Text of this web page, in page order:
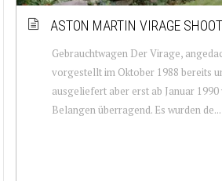
ASTON MARTIN VIRAGE
Gebrauchtwagen Der Virage,
vorgestellt im Oktober 1988 bereits
ausgeliefert aber erst ab Januar
Belangen überragend. Es wurden de...